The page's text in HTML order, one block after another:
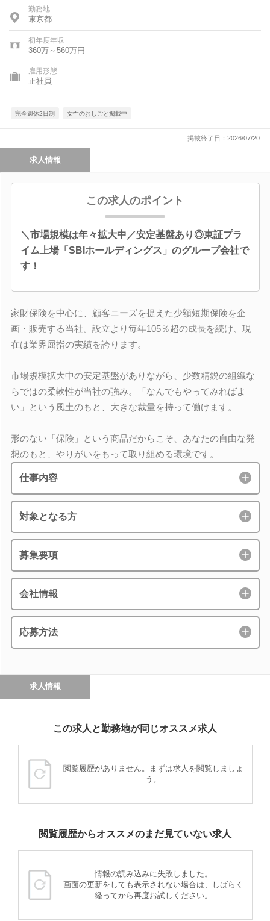
勤務地
東京都
初年度年収
360万～560万円
雇用形態
正社員
完全週休2日制 女性のおしごと掲載中
掲載終了日：2026/07/20
求人情報
この求人のポイント
＼市場規模は年々拡大中／安定基盤あり◎東証プラ
イム上場「SBIホールディングス」のグループ会社で
す！
家財保険を中心に、顧客ニーズを捉えた少額短期保険を企
画・販売する当社。設立より毎年105％超の成長を続け、現
在は業界屈指の実績を誇ります。
市場規模拡大中の安定基盤がありながら、少数精鋭の組織な
らではの柔軟性が当社の強み。「なんでもやってみればよ
い」という風土のもと、大きな裁量を持って働けます。
形のない「保険」という商品だからこそ、あなたの自由な発
想のもと、やりがいをもって取り組める環境です。
仕事内容
対象となる方
募集要項
会社情報
応募方法
求人情報
この求人と勤務地が同じオススメ求人
閲覧履歴がありません。まずは求人を閲覧しましょ
う。
閲覧履歴からオススメのまだ見ていない求人
情報の読み込みに失敗しました。
画面の更新をしても表示されない場合は、しばらく
経ってから再度お試しください。